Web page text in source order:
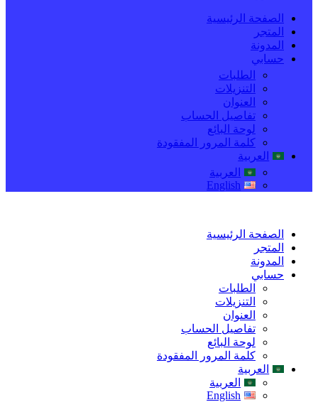
الصفحة الرئيسية
المتجر
المدونة
حسابي
الطلبات
التنزيلات
العنوان
تفاصيل الحساب
لوحة البائع
كلمة المرور المفقودة
العربية
العربية
English
الصفحة الرئيسية
المتجر
المدونة
حسابي
الطلبات
التنزيلات
العنوان
تفاصيل الحساب
لوحة البائع
كلمة المرور المفقودة
العربية
العربية
English